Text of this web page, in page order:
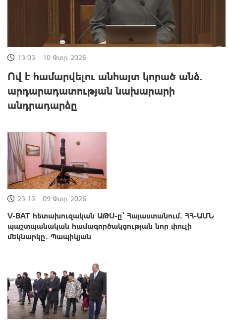
13:03 10 Փտր, 2026
Ով է համարվելու անհայտ կորած անձ.
արդարադատության նախարարի
անդրադարձը
23:13 09 Փտր, 2026
V-BAT հետախուզական ԱԹՍ-ը՝ Հայաստանում․ ՀՀ-ԱՄՆ
պաշտպանական համագործակցության նոր փուլի
մեկնարկը․ Պապիկյան